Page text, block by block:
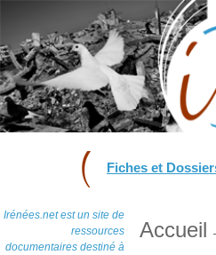
Fiches et
Irénées.net est un site de
ressources
documentaires destiné à
Accueil